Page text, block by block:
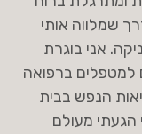
שמלווה אותי
אני בוגרת
ברפואה
הנפש בבית
הגעתי מעולם